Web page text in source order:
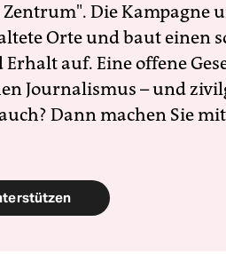
Die Kampagne
Orte und baut einen
Erhalt auf. Eine offene
Journalismus – und
Dann machen Sie